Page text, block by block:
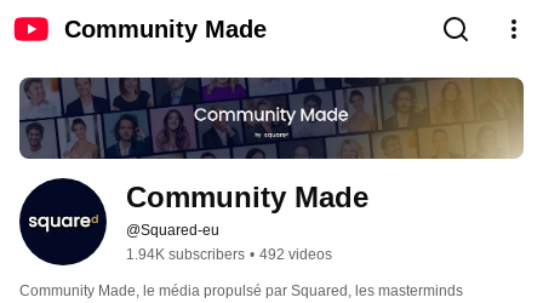
Community Made
Community Made
@Squared-eu
1.94K subscribers • 492 videos
Community Made, le média propulsé par Squared, les masterminds